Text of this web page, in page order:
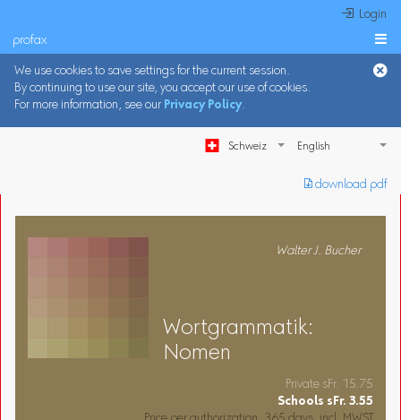
 Login
profax 
We use cookies to save settings for the current session.
By continuing to use our site, you accept our use of cookies.
For more information, see our Privacy Policy.
Schweiz
︎ download pdf
Walter J. Bucher
Wortgrammatik:
Nomen
Private sFr. 15.75
Schools sFr. 3.55